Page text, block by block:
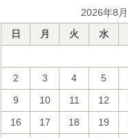
2026年8月
日
月 火 水
2
3 4 5
9
10 11 12
16
17 18 19